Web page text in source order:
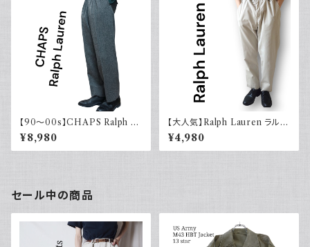
【90～00s】CHAPS Ralph La
uren チャップス ラルフローレン
¥8,980
【大人気】Ralph Lauren ラルフ
ローレン チノパン アイボリー
¥4,980
セール中の商品